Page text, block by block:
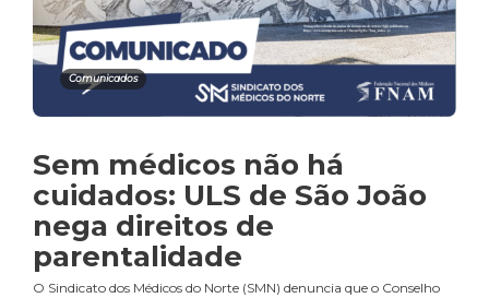
Comunicados
Sem médicos não há
cuidados: ULS de São João
nega direitos de
parentalidade
O Sindicato dos Médicos do Norte (SMN) denuncia que o Conselho